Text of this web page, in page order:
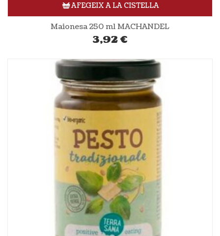
AFEGEIX A LA CISTELLA
Maionesa 250 ml MACHANDEL
3,92€